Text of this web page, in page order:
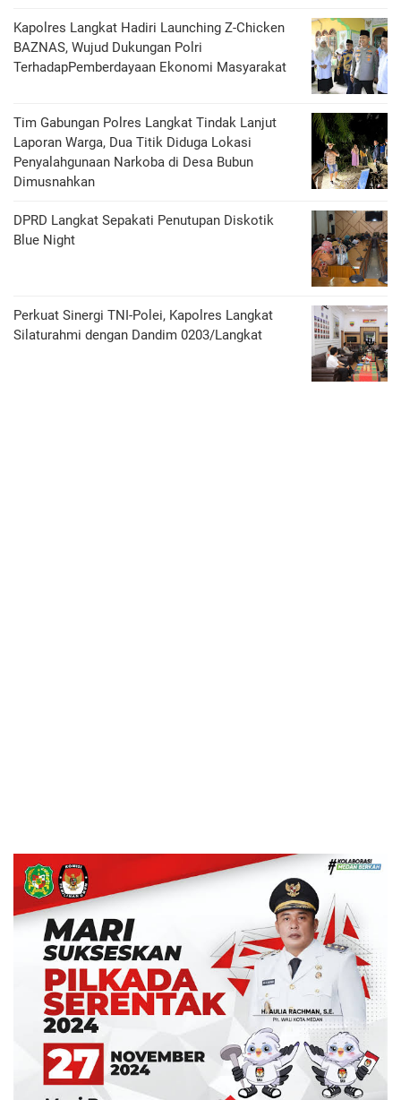
Kapolres Langkat Hadiri Launching Z-Chicken
BAZNAS, Wujud Dukungan Polri
TerhadapPemberdayaan Ekonomi Masyarakat
Tim Gabungan Polres Langkat Tindak Lanjut
Laporan Warga, Dua Titik Diduga Lokasi
Penyalahgunaan Narkoba di Desa Bubun
Dimusnahkan
DPRD Langkat Sepakati Penutupan Diskotik
Blue Night
Perkuat Sinergi TNI-Polei, Kapolres Langkat
Silaturahmi dengan Dandim 0203/Langkat